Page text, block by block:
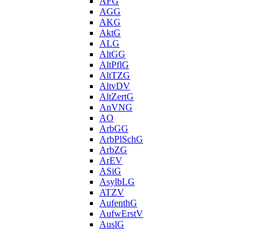
AGG
AKG
AktG
ALG
AltGG
AltPflG
AltTZG
AltvDV
AltZertG
AnVNG
AO
ArbGG
ArbPlSchG
ArbZG
ArEV
ASiG
AsylbLG
ATZV
AufenthG
AufwErstV
AuslG